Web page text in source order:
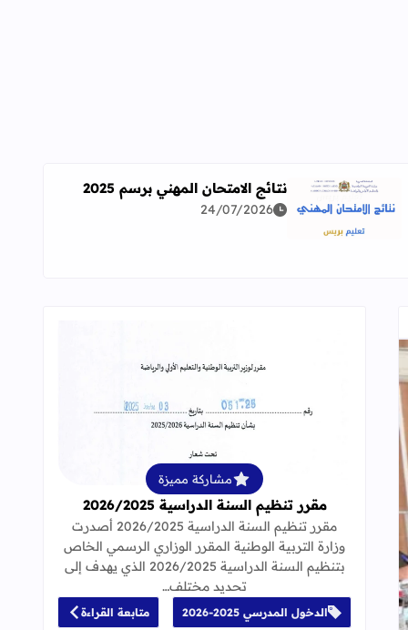
معمقة للوضعيات المهنية وفق آخر توصيف
اقرأ المزيد عن نتائج الامتحان المهني برسم 2025
نتائج الامتحان المهني برسم 2025
24/07/2026
قراءة المزيد عن مقرر تنظيم السنة الدراسية
مشاركة مميزة
مقرر تنظيم السنة الدراسية 2026/2025
مقرر تنظيم السنة الدراسية 2026/2025 أصدرت
وزارة التربية الوطنية المقرر الوزاري الرسمي الخاص
بتنظيم السنة الدراسية 2026/2025 الذي يهدف إلى
تحديد مختلف…
الدخول المدرسي 2025-2026 متابعة القراءة